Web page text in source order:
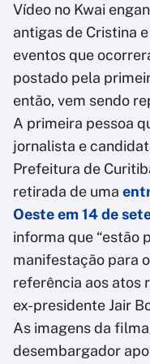
Vídeo no Kwai
antigas de Cristina
eventos que
postado pela
então, vem sendo
A primeira pessoa
jornalista e
Prefeitura de
retirada de uma
Oeste em 14 de
informa que “estão
manifestação para
referência aos atos
ex-presidente Jair
As imagens da
desembargador